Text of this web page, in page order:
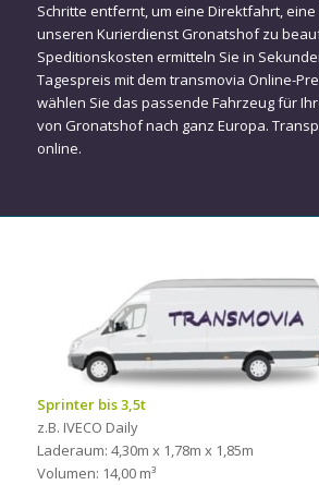
Schritte entfernt, um eine Direktfahrt,
unseren Kurierdienst Gronatshof zu
Speditionskosten ermitteln Sie in
Tagespreis mit dem transmovia Online-
wählen Sie das passende Fahrzeug für
von Gronatshof nach ganz Europa.
online.
Sprinter bis 3,5t
z.B. IVECO Daily
Laderaum: 4,30m x 1,78m x 1,85m
Volumen: 14,00 m³